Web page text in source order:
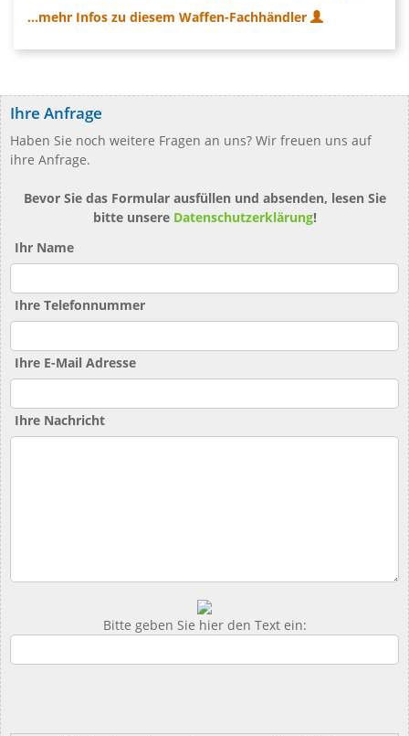
...mehr Infos zu diesem Waffen-Fachhändler
Ihre Anfrage
Haben Sie noch weitere Fragen an uns? Wir freuen uns auf
ihre Anfrage.
Bevor Sie das Formular ausfüllen und absenden, lesen Sie
bitte unsere Datenschutzerklärung!
Ihr Name
Ihre Telefonnummer
Ihre E-Mail Adresse
Ihre Nachricht
Bitte geben Sie hier den Text ein: